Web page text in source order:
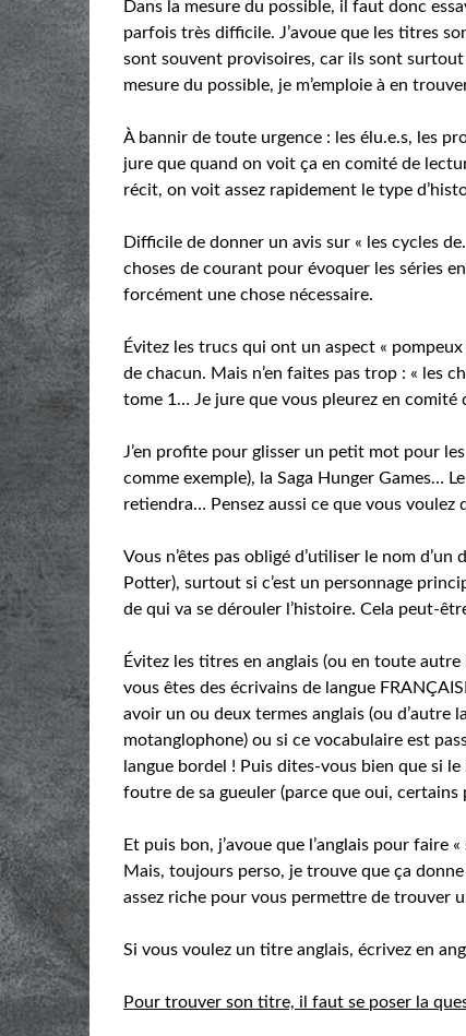
Dans la mesure du possible, il faut donc
parfois très difficile. J’avoue que les titres
sont souvent provisoires, car ils sont
mesure du possible, je m’emploie à en
À bannir de toute urgence : les élu.e.s, les
jure que quand on voit ça en comité de
récit, on voit assez rapidement le type
Difficile de donner un avis sur « les cycles
choses de courant pour évoquer les séries
forcément une chose nécessaire.
Évitez les trucs qui ont un aspect «
de chacun. Mais n’en faites pas trop : « les
tome 1… Je jure que vous pleurez en comité
J’en profite pour glisser un petit mot pour
comme exemple), la Saga Hunger Games…
retiendra… Pensez aussi ce que vous
Vous n’êtes pas obligé d’utiliser le nom
Potter), surtout si c’est un personnage
de qui va se dérouler l’histoire. Cela peut-
Évitez les titres en anglais (ou en toute
vous êtes des écrivains de langue
avoir un ou deux termes anglais (ou d’autre
motanglophone) ou si ce vocabulaire est
langue bordel ! Puis dites-vous bien que si
foutre de sa gueuler (parce que oui, certains
Et puis bon, j’avoue que l’anglais pour faire
Mais, toujours perso, je trouve que ça
assez riche pour vous permettre de trouver
Si vous voulez un titre anglais, écrivez en
Pour trouver son titre, il faut se poser la